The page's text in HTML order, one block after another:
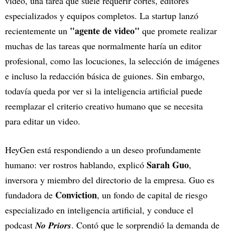
especializados y equipos completos. La startup lanzó
recientemente un "agente de video" que promete realizar
muchas de las tareas que normalmente haría un editor
profesional, como las locuciones, la selección de imágenes
e incluso la redacción básica de guiones. Sin embargo,
todavía queda por ver si la inteligencia artificial puede
reemplazar el criterio creativo humano que se necesita
para editar un video.
HeyGen está respondiendo a un deseo profundamente
humano: ver rostros hablando, explicó Sarah Guo,
inversora y miembro del directorio de la empresa. Guo es
fundadora de Conviction, un fondo de capital de riesgo
especializado en inteligencia artificial, y conduce el
podcast No Priors. Contó que le sorprendió la demanda de